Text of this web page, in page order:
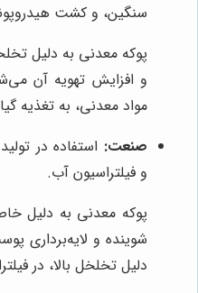
سنگین، و کشت
پوکه معدنی به دلیل
و افزایش تهویه آن
مواد معدنی، به تغذیه
صنعت: استفاده در
و فیلتراسیون آب.
پوکه معدنی به دلیل
شوینده و لایه‌برداری
دلیل تخلخل بالا، در